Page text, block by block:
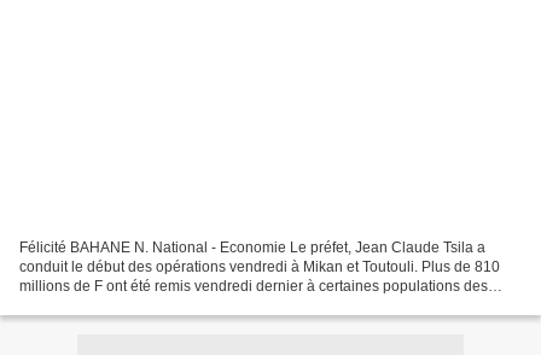
Félicité BAHANE N. National - Economie Le préfet, Jean Claude Tsila a
conduit le début des opérations vendredi à Mikan et Toutouli. Plus de 810
millions de F ont été remis vendredi dernier à certaines populations des